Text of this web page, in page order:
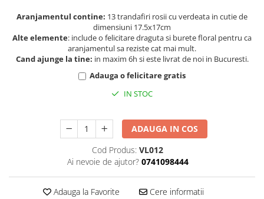
Aranjamentul contine: 13 trandafiri rosii cu verdeata in cutie de
dimensiuni 17.5x17cm
Alte elemente: include o felicitare draguta si burete floral pentru ca
aranjamentul sa reziste cat mai mult.
Cand ajunge la tine: in maxim 6h si este livrat de noi in Bucuresti.
Adauga o felicitare gratis
IN STOC
ADAUGA IN COS
Cod Produs: VL012
Ai nevoie de ajutor? 0741098444
Adauga la Favorite Cere informatii